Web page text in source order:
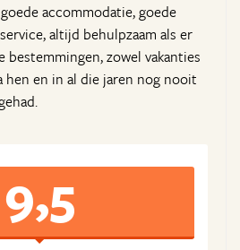
accommodatie, goede
altijd behulpzaam als er
bestemmingen, zowel vakanties
hen en in al die jaren nog nooit
9,5